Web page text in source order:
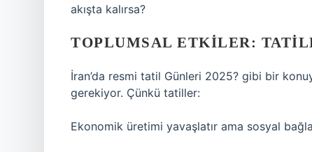
akışta kalırsa?
TOPLUMSAL ETKILER:
İran’da resmi tatil Günleri 2025? gibi bir
gerekiyor. Çünkü tatiller:
Ekonomik üretimi yavaşlatır ama sosyal